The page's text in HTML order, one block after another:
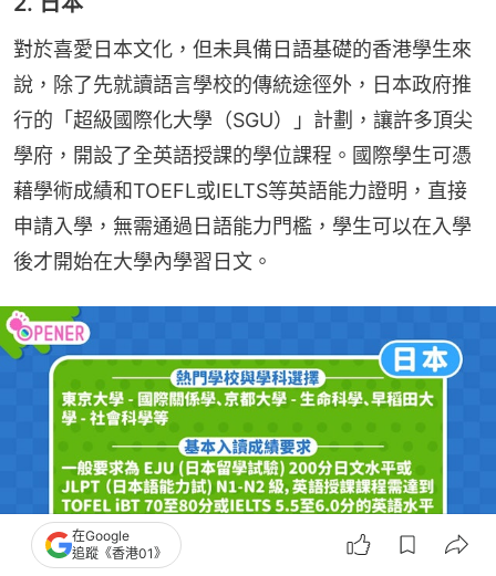
對於喜愛日本文化，但未具備日語基礎的香港學生來
說，除了先就讀語言學校的傳統途徑外，日本政府推
行的「超級國際化大學（SGU）」計劃，讓許多頂尖
學府，開設了全英語授課的學位課程。國際學生可憑
藉學術成績和TOEFL或IELTS等英語能力證明，直接
申請入學，無需通過日語能力門檻，學生可以在入學
後才開始在大學內學習日文。
在Google
追蹤《香港01》